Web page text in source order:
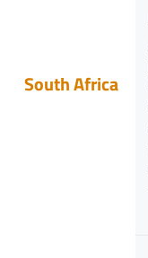
South Africa